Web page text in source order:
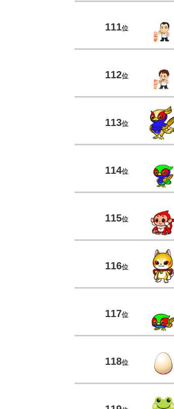
111位
112位
113位
114位
115位
116位
117位
118位